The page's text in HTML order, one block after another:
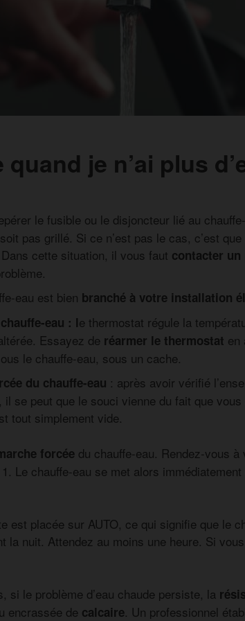
quand je n’ai plus
le fusible ou le disjoncteur lié au
pas grillé. Si ce n’est pas le cas, c’est
cette situation, il vous faut contacter
eau est bien branché à votre installation
eau : le thermostat régule la
Essayez de réarmer le thermostat en
le chauffe-eau, sous un cache.
du chauffe-eau : après avoir vérifié
se peut que le souci vienne du fait que
tout simplement vide.
forcéedu chauffe-eau. Rendez-vous
Le chauffe-eau se met alors
est placée sur AUTO, ce qui signifie que le
la nuit. Attendez au moins une heure. Si
si le problème d’eau chaude persiste, la
encrassée de calcaire. Un professionnel